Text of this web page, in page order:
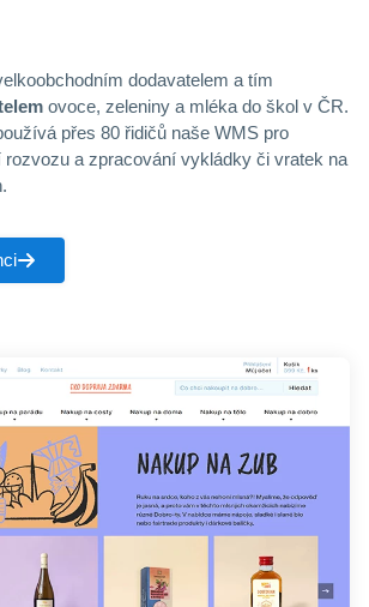
dodavatelem a tím
ovoce, zeleniny a mléka do škol v ČR.
přes 80 řidičů naše WMS pro
rozvozu a zpracování vykládky či vratek na